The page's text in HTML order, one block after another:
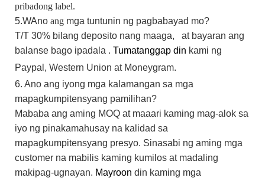
pribadong label.
5.WAno ang mga tuntunin ng pagbabayad mo?
T/T 30% bilang deposito nang maaga,
at bayaran ang
balanse bago ipadala . Tumatanggap din kami ng
Paypal, Western Union at Moneygram.
6. Ano ang iyong mga kalamangan sa mga
mapagkumpitensyang pamilihan?
Mababa ang aming MOQ at maaari kaming mag-alok sa
iyo ng pinakamahusay na kalidad sa
mapagkumpitensyang presyo. Sinasabi ng aming mga
customer na mabilis kaming kumilos at madaling
makipag-ugnayan. Mayroon din kaming mga